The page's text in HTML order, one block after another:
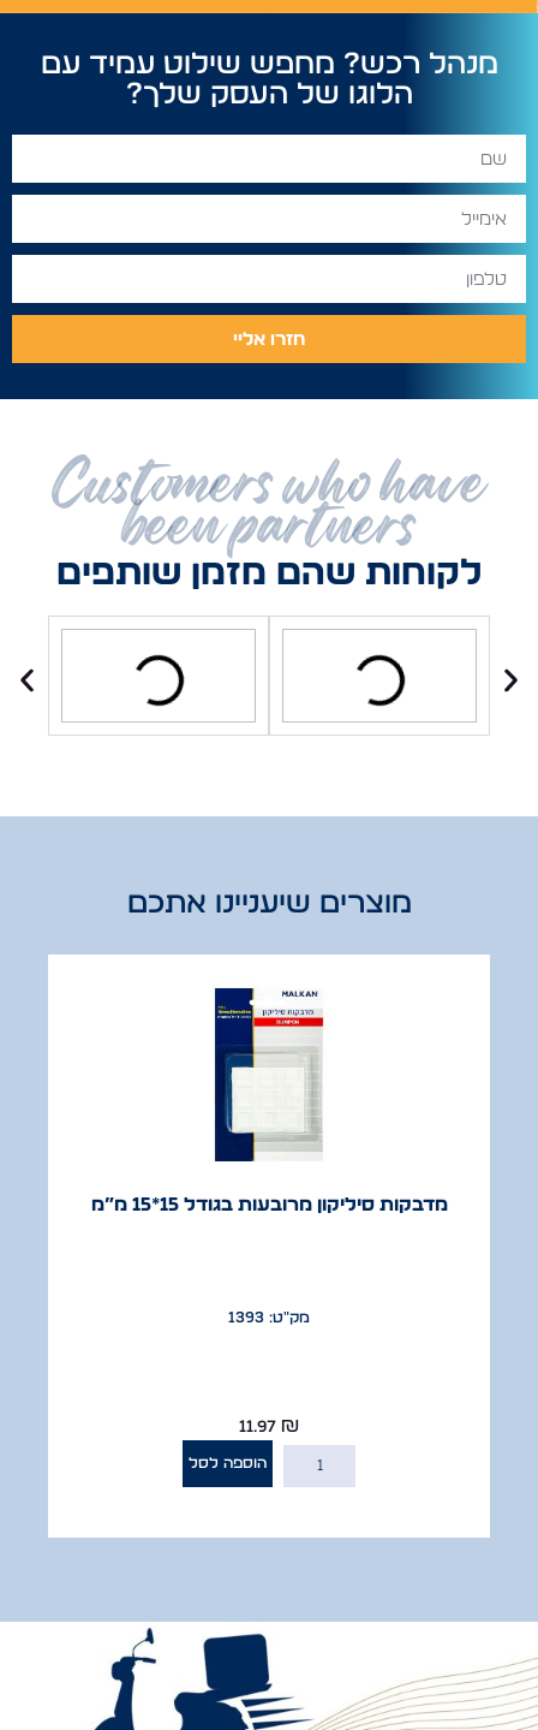
מנהל רכש? מחפש שילוט עמיד עם
הלוגו של העסק שלך?
חזרו אליי
Customers who have
been partners
לקוחות שהם מזמן שותפים
מוצרים שיעניינו אתכם
מדבקות סיליקון מרובעות בגודל 15*15 מ”מ
מק"ט: 1393
11.97₪
הוספה לסל